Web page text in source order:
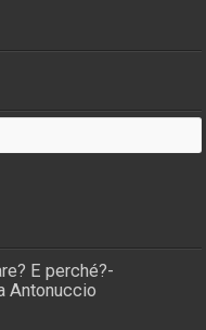
E perché?-
Antonuccio